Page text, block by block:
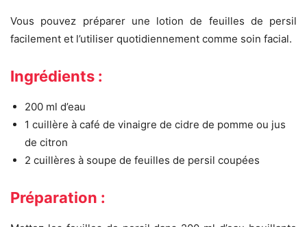
Vous pouvez préparer une lotion de feuilles de persil
facilement et l’utiliser quotidiennement comme soin facial.
Ingrédients :
200 ml d’eau
1 cuillère à café de vinaigre de cidre de pomme ou jus
de citron
2 cuillères à soupe de feuilles de persil coupées
Préparation :